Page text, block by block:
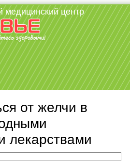
медицинский центр
от желчи в
лекарствами